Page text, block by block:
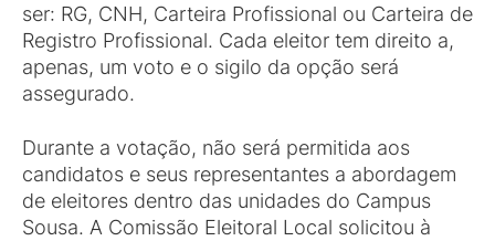
ser: RG, CNH, Carteira Profissional ou Carteira de
Registro Profissional. Cada eleitor tem direito a,
apenas, um voto e o sigilo da opção será
assegurado.
Durante a votação, não será permitida aos
candidatos e seus representantes a abordagem
de eleitores dentro das unidades do Campus
Sousa. A Comissão Eleitoral Local solicitou à